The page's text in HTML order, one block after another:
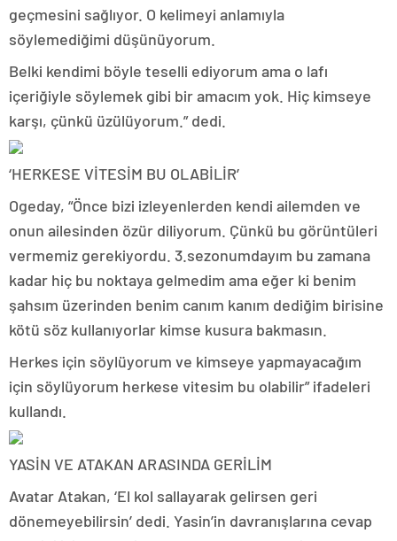
geçmesini sağlıyor. O kelimeyi anlamıyla
söylemediğimi düşünüyorum.
Belki kendimi böyle teselli ediyorum ama o lafı
içeriğiyle söylemek gibi bir amacım yok. Hiç kimseye
karşı, çünkü üzülüyorum.” dedi.
‘HERKESE VİTESİM BU OLABİLİR’
Ogeday, “Önce bizi izleyenlerden kendi ailemden ve
onun ailesinden özür diliyorum. Çünkü bu görüntüleri
vermemiz gerekiyordu. 3.sezonumdayım bu zamana
kadar hiç bu noktaya gelmedim ama eğer ki benim
şahsım üzerinden benim canım kanım dediğim birisine
kötü söz kullanıyorlar kimse kusura bakmasın.
Herkes için söylüyorum ve kimseye yapmayacağım
için söylüyorum herkese vitesim bu olabilir” ifadeleri
kullandı.
YASİN VE ATAKAN ARASINDA GERİLİM
Avatar Atakan, ‘El kol sallayarak gelirsen geri
dönemeyebilirsin’ dedi. Yasin’in davranışlarına cevap